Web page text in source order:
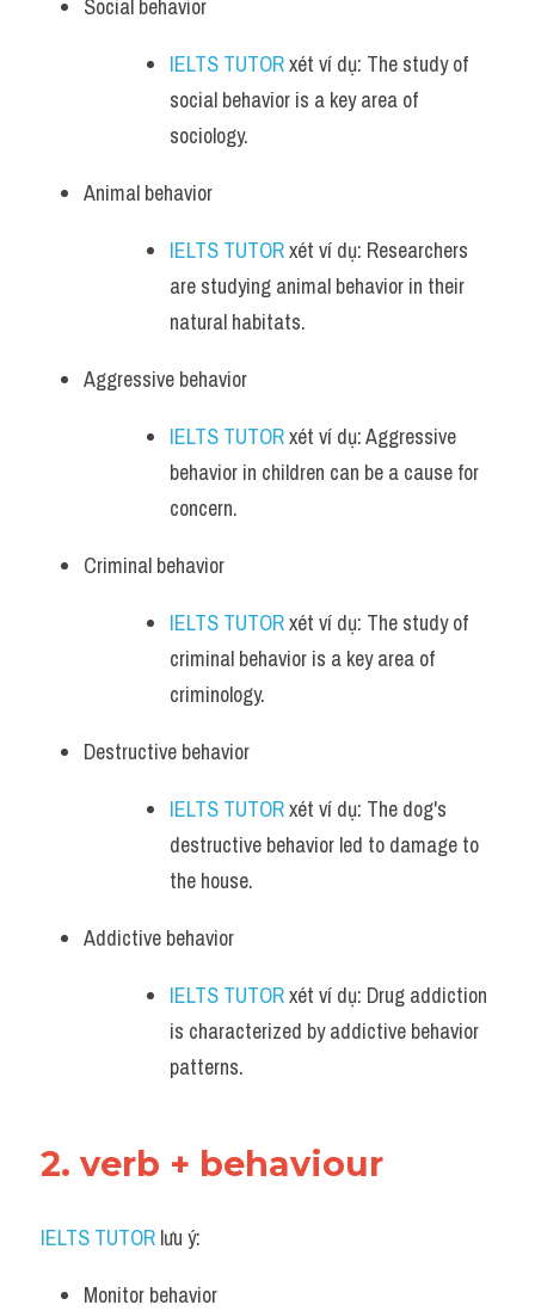
Social behavior
IELTS TUTOR xét ví dụ: The study of
social behavior is a key area of
sociology.
Animal behavior
IELTS TUTOR xét ví dụ: Researchers
are studying animal behavior in their
natural habitats.
Aggressive behavior
IELTS TUTOR xét ví dụ: Aggressive
behavior in children can be a cause for
concern.
Criminal behavior
IELTS TUTOR xét ví dụ: The study of
criminal behavior is a key area of
criminology.
Destructive behavior
IELTS TUTOR xét ví dụ: The dog's
destructive behavior led to damage to
the house.
Addictive behavior
IELTS TUTOR xét ví dụ: Drug addiction
is characterized by addictive behavior
patterns.
2. verb + behaviour
IELTS TUTOR lưu ý:
Monitor behavior